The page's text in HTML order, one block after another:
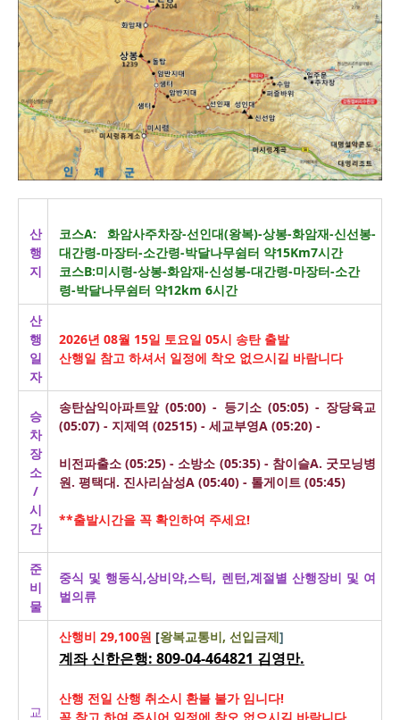
산
행
지
코스A: 화암사주차장-선인대(왕복)-상봉-화암재-신선봉-
대간령-마장터-소간령-박달나무쉼터 약15Km7시간
코스B:미시령-상봉-화암재-신성봉-대간령-마장터-소간
령-박달나무쉼터 약12km 6시간
산
행
일
자
2026년 08월 15일 토요일 05시 송탄 출발
산행일 참고 하셔서 일정에 착오 없으시길 바람니다
승
차
장
소
/
시
간
송탄삼익아파트앞 (05:00) - 등기소 (05:05) - 장당육교
(05:07) - 지제역 (02515) - 세교부영A (05:20) -
비전파출소 (05:25) - 소방소 (05:35) - 참이슬A. 굿모닝병
원. 평택대. 진사리삼성A (05:40) - 톨게이트 (05:45)
**출발시간을 꼭 확인하여 주세요!
준
비
물
중식 및 행동식,상비약,스틱, 렌턴,계절별 산행장비 및 여
벌의류
교
산행비 29,100원 [왕복교통비, 선입금제]
계좌 신한은행: 809-04-464821 김영만.
산행 전일 산행 취소시 환불 불가 임니다!